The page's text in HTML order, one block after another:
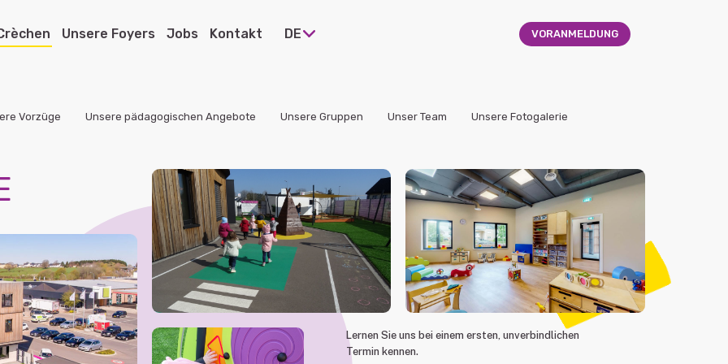
Heiderscheid
Diekirch
Bissen
Unsere Foyers Jobs Kontakt DE VORANMELDUNG
Vorzüge Unsere pädagogischen Angebote Unsere Gruppen Unser Team Unsere Fotogalerie
Lernen Sie uns bei einem ersten, unverbindlichen
Termin kennen.